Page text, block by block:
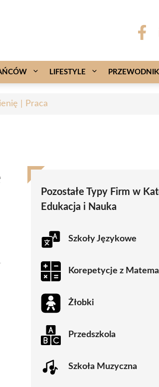
LIFESTYLE PRZEWODNIK
| Praca
Pozostałe Typy Firm w
Edukacja i Nauka
Szkoły Językowe
Korepetycje z
Żłobki
Przedszkola
Szkoła Muzyczna